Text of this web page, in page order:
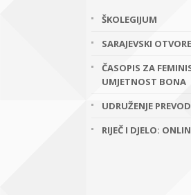
ŠKOLEGIJUM
SARAJEVSKI
ČASOPIS ZA
UMJETNOST BONA
UDRUŽENJE
RIJEČ I DJELO: